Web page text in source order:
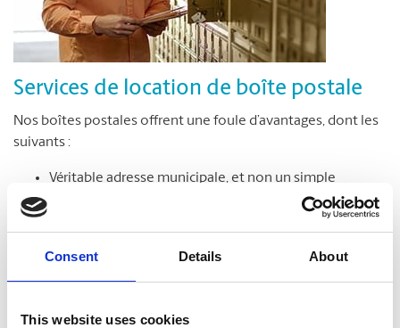
Consent Details About
This website uses cookies
Services de location de boîte postale
Nos boîtes postales offrent une foule d’avantages, dont les
suivants :
Véritable adresse municipale, et non un simple
Réception de colis livrés par toutes les entreprises de
Accès sécuritaire à votre boîte postale en tout temps,
jour et nuit*